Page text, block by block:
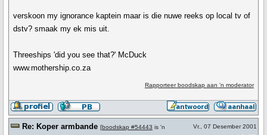
verskoon my ignorance kaptein maar is die nuwe reeks op local tv of
dstv? smaak my ek mis uit.
Threeships 'did you see that?' McDuck
www.mothership.co.za
Rapporteer boodskap aan 'n moderator
Re: Koper armbande [boodskap #54443 is 'n
Vr., 07 Desember 2001